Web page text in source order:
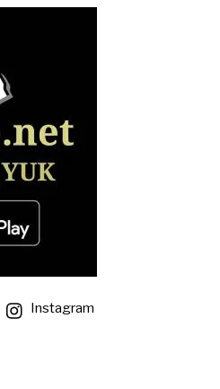
Instagram